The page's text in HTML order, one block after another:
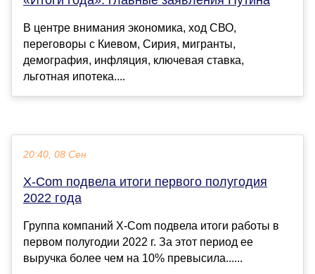
В центре внимания экономика, ход СВО,
переговоры с Киевом, Сирия, мигранты,
демография, инфляция, ключевая ставка,
льготная ипотека....
20:40, 08 Сен
X-Com подвела итоги первого полугодия
2022 года
Группа компаний X-Com подвела итоги работы в
первом полугодии 2022 г. За этот период ее
выручка более чем на 10% превысила......